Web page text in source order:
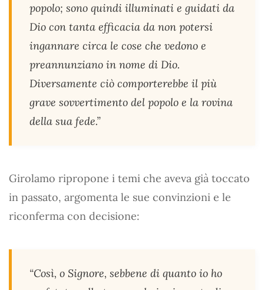
popolo; sono quindi illuminati e guidati da
Dio con tanta efficacia da non potersi
ingannare circa le cose che vedono e
preannunziano in nome di Dio.
Diversamente ciò comporterebbe il più
grave sovvertimento del popolo e la rovina
della sua fede.”
Girolamo ripropone i temi che aveva già toccato
in passato, argomenta le sue convinzioni e le
riconferma con decisione:
“Così, o Signore, sebbene di quanto io ho